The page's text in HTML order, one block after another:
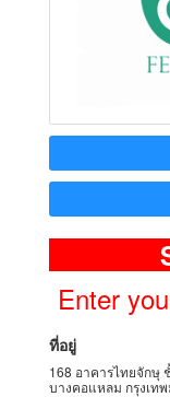
Enter
ที่อยู่
168 อาคารไทยจักษุ
บางคอแหลม กรุงเท